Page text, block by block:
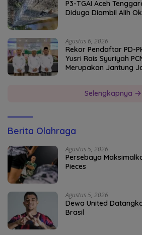
P3-TGAI Aceh
Diduga Diambil Alih
Agustus 6, 2026
Rekor Pendaftar PD-
Yusri Rais Syuriyah
Merupakan Jantung
Selengkapnya
Berita Olahraga
Agustus 5, 2026
Persebaya
Pieces
Agustus 5, 2026
Dewa United
Brasil